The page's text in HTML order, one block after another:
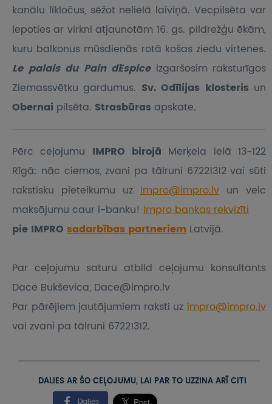
kanālu līkločus, sēžot nelielā laiviņā. Vecpilsēta var
lepoties ar virkni atjaunotām 16. gs. pildrežģu ēkām,
kuru balkonus mūsdienās rotā košas ziedu virtenes.
Le palais du Pain d`Espice izgaršosim raksturīgos
Ziemassvētku gardumus. Sv. Odīlijas klosteris un
Obernai pilsēta. Strasbūras apskate.
Pērc ceļojumu IMPRO birojā Merķela ielā 13-122
Rīgā: nāc ciemos, zvani pa tālruni 67221312 vai sūti
rakstisku pieteikumu uz impro@impro.lv un veic
maksājumu caur i-banku! Impro bankas rekvizīti
pie IMPRO sadarbības partneriem Latvijā.
Par ceļojumu saturu atbild ceļojumu konsultants
Dace Bukševica, Dace@impro.lv
Par pārējiem jautājumiem raksti uz impro@impro.lv
vai zvani pa tālruni 67221312.
DALIES AR ŠO CEĻOJUMU, LAI PAR TO UZZINA ARĪ CITI
Dalies